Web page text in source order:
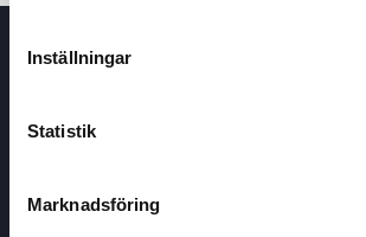
Inställningar
Statistik
Marknadsföring